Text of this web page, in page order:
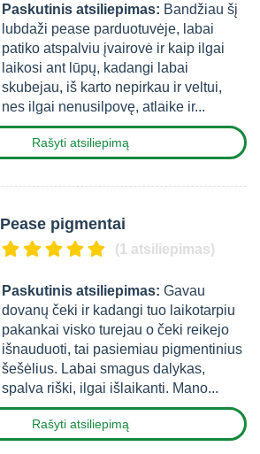
Paskutinis atsiliepimas: Bandžiau šį
lubdaži pease parduotuvėje, labai
patiko atspalviu įvairovė ir kaip ilgai
laikosi ant lūpų, kadangi labai
skubejau, iš karto nepirkau ir veltui,
nes ilgai nenusilpovę, atlaike ir...
Rašyti atsiliepimą
Pease pigmentai
(1 atsiliepimas)
Paskutinis atsiliepimas: Gavau
dovanų čeki ir kadangi tuo laikotarpiu
pakankai visko turejau o čeki reikejo
išnauduoti, tai pasiemiau pigmentinius
šešėlius. Labai smagus dalykas,
spalva riški, ilgai išlaikanti. Mano...
Rašyti atsiliepimą